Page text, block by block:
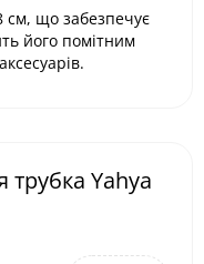
см, що забезпечує
його помітним
Yahya